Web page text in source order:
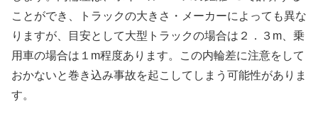
ことができ、トラックの大きさ・メーカーによっても異な
りますが、目安として大型トラックの場合は２．３m、乗
用車の場合は１m程度あります。この内輪差に注意をして
おかないと巻き込み事故を起こしてしまう可能性がありま
す。